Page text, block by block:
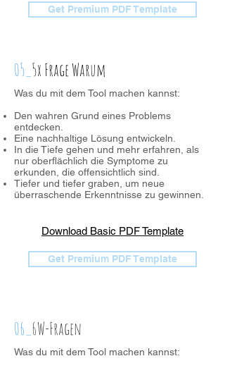
Get Premium PDF Template
05_ 5x Frage Warum
Was du mit dem Tool machen kannst:
Den wahren Grund eines Problems
entdecken.
Eine nachhaltige Lösung entwickeln.
In die Tiefe gehen und mehr erfahren, als
nur oberflächlich die Symptome zu
erkunden, die offensichtlich sind.
Tiefer und tiefer graben, um neue
überraschende Erkenntnisse zu gewinnen.
Download Basic PDF Template
Get Premium PDF Template
06_ 6W-Fragen
Was du mit dem Tool machen kannst: